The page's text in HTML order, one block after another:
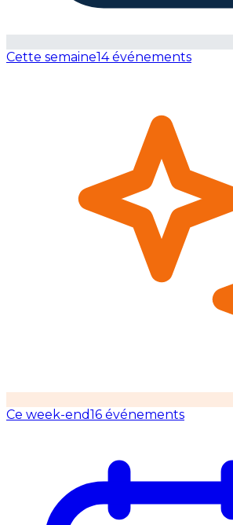
Cette semaine14 événements
Ce week-end16 événements